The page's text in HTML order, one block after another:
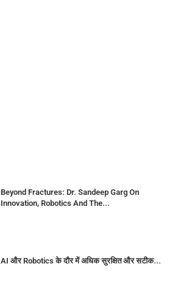
Beyond Fractures: Dr. Sandeep Garg On
Innovation, Robotics And The...
AI और Robotics के दौर में अधिक सुरक्षित और सटीक...